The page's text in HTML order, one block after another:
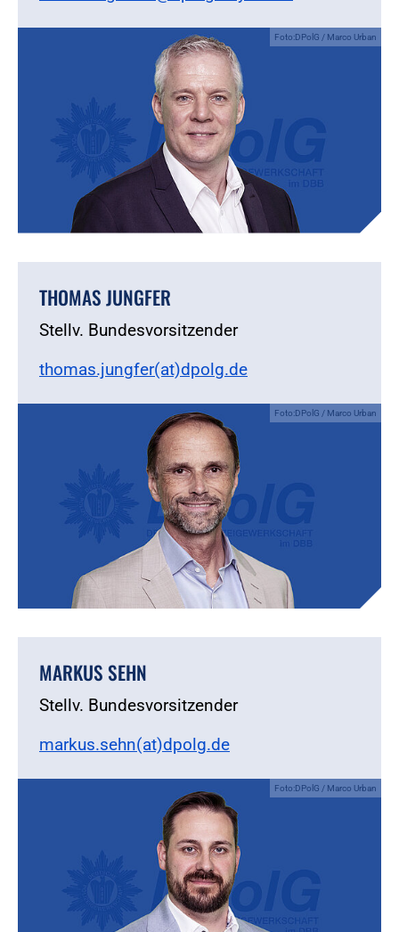
Foto:DPolG / Marco Urban
THOMAS JUNGFER
Stellv. Bundesvorsitzender
thomas.jungfer(at)dpolg.de
Foto:DPolG / Marco Urban
MARKUS SEHN
Stellv. Bundesvorsitzender
markus.sehn(at)dpolg.de
Foto:DPolG / Marco Urban